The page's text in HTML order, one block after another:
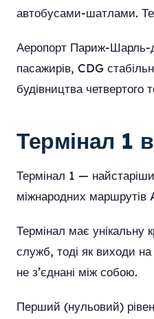
автобусами-шатлами.
Аеропорт Париж-Шарль-
пасажирів, CDG
будівництва
Термінал 1
Термінал 1 —
міжнародних маршрутів
Термінал має унікальну
служб, тоді як виходи
не з’єднані між собою.
Перший (нульовий)